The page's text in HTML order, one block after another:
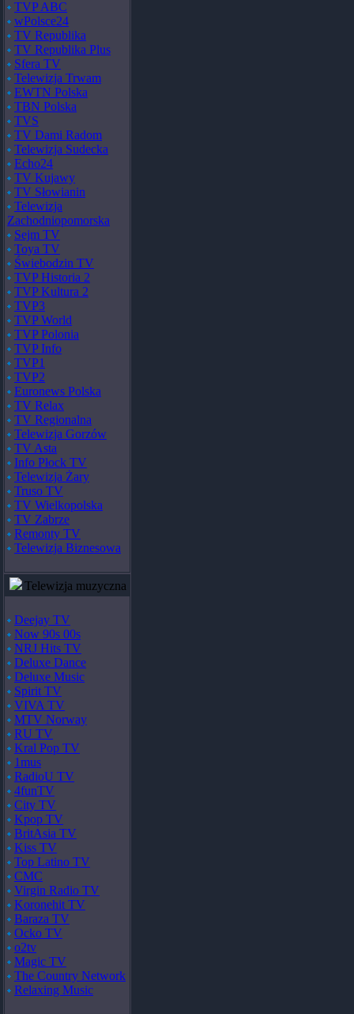
TVP ABC
wPolsce24
TV Republika
TV Republika Plus
Sfera TV
Telewizja Trwam
EWTN Polska
TBN Polska
TVS
TV Dami Radom
Telewizja Sudecka
Echo24
TV Kujawy
TV Słowianin
Telewizja
Zachodniopomorska
Sejm TV
Toya TV
Świebodzin TV
TVP Historia 2
TVP Kultura 2
TVP3
TVP World
TVP Polonia
TVP Info
TVP1
TVP2
Euronews Polska
TV Relax
TV Regionalna
Telewizja Gorzów
TV Asta
Info Płock TV
Telewizja Żary
Truso TV
TV Wielkopolska
TV Zabrze
Remonty TV
Telewizja Biznesowa
Telewizja muzyczna
Deejay TV
Now 90s 00s
NRJ Hits TV
Deluxe Dance
Deluxe Music
Spirit TV
VIVA TV
MTV Norway
RU TV
Kral Pop TV
1mus
RadioU TV
4funTV
City TV
Kpop TV
BritAsia TV
Kiss TV
Top Latino TV
CMC
Virgin Radio TV
Koronehit TV
Baraza TV
Ocko TV
o2tv
Magic TV
The Country Network
Relaxing Music